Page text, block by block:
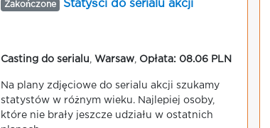
Zakończone Statyści do serialu akcji
Casting do serialu Warsaw Opłata: 08.06 PLN
Na plany zdjęciowe do serialu akcji szukamy
statystów w różnym wieku. Najlepiej osoby,
które nie brały jeszcze udziału w ostatnich